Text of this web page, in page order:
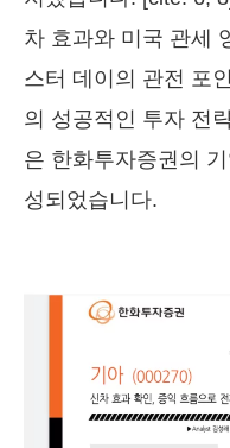
차 효과와 미국 관세
스터 데이의 관전 포
의 성공적인 투자 전
은 한화투자증권의
성되었습니다.